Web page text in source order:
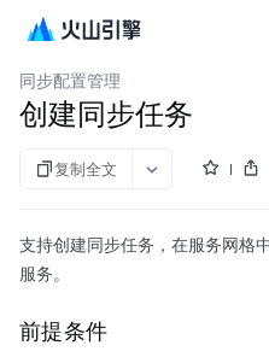
微服务引擎
同步配置管理
创建同步任务
复制全文
支持创建同步任务，在服务网格
服务。
前提条件